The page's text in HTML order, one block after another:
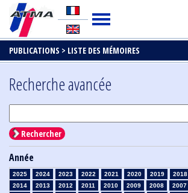
PUBLICATIONS > LISTE DES MÉMOIRES
Recherche avancée
Rechercher
Année
2025 2024 2023 2022 2021 2020 2019 2018
2014
2013 2012 2011 2010 2009 2008 2007